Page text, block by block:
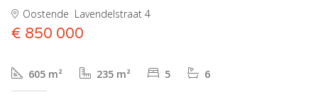
Oostende Lavendelstraat 4
€ 850 000
605 m² 235 m² 5 6